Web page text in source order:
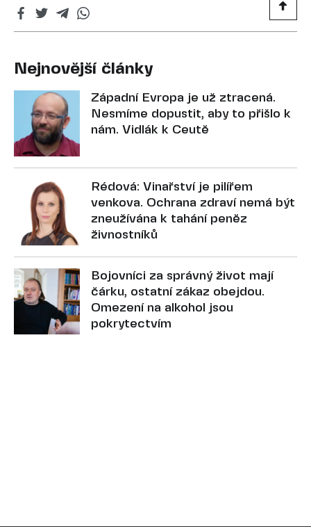
Nejnovější články
Západní Evropa je už ztracená.
Nesmíme dopustit, aby to přišlo k
nám. Vidlák k Ceutě
Rédová: Vinařství je pilířem
venkova. Ochrana zdraví nemá být
zneužívána k tahání peněz
živnostníků
Bojovníci za správný život mají
čárku, ostatní zákaz obejdou.
Omezení na alkohol jsou
pokrytectvím